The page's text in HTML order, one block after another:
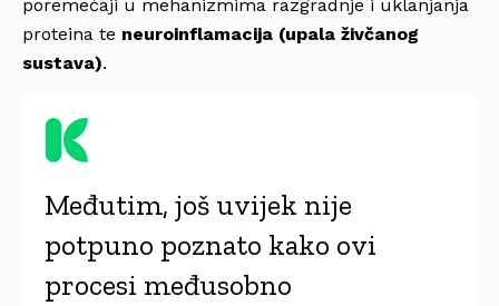
poremećaji u mehanizmima razgradnje i uklanjanja
proteina te neuroinflamacija (upala živčanog
sustava).
Međutim, još uvijek nije
potpuno poznato kako ovi
procesi međusobno